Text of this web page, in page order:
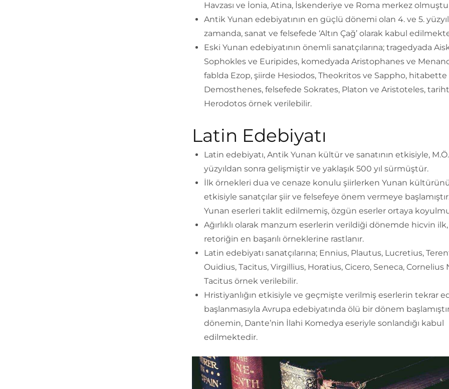
Havzası ve İonia, Atina, İskenderiye ve Roma merkez
Antik Yunan edebiyatının en güçlü dönemi olan 4. ve 5.
zamanda, sanat ve felsefede ‘Altın Çağ’ olarak kabul
Eski Yunan edebiyatının önemli sanatçılarına; tragedyada
Sophokles ve Euripides, komedyada Aristophanes ve
fablda Ezop, şiirde Hesiodos, Theokritos ve Sappho, hitabette
Demosthenes, felsefede Sokrates, Platon ve Aristoteles,
Herodotos örnek verilebilir.
Latin Edebiyatı
Latin edebiyatı, Antik Yunan kültür ve sanatının etkisiyle,
yüzyıldan sonra gelişmiştir ve yaklaşık 500 yıl sürmüştür.
İlk örnekleri dua ve cenaze konulu şiirlerken Yunan
etkisiyle sanatçılar şiir ve felsefeye önem vermeye
Yunan eserleri taklit edilmemiş, özgün eserler ortaya
Ağırlıklı olarak manzum eserlerin verildiği dönemde hicvin ilk,
retoriğin en başarılı örneklerine rastlanır.
Latin edebiyatı sanatçılarına; Ennius, Plautus, Lucretius,
Ouidius, Tacitus, Virgillius, Horatius, Cicero, Seneca, Cornelius
Tacitus örnek verilebilir.
Hristiyanlığın etkisiyle ve geçmişte verilmiş eserlerin tekrar
başlanmasıyla Avrupa edebiyatında ölü bir dönem
dönemin, Dante’nin İlahi Komedya eseriyle sonlandığı kabul
edilmektedir.